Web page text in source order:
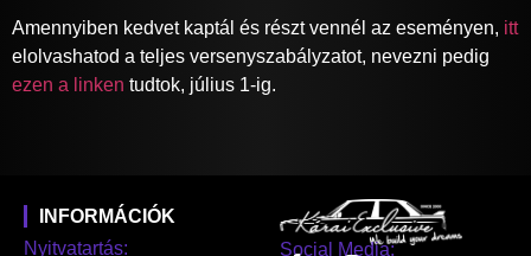
Amennyiben kedvet kaptál és részt vennél az eseményen, itt
elolvashatod a teljes versenyszabályzatot, nevezni pedig
ezen a linken tudtok, július 1-ig.
Social Media:
INFORMÁCIÓK
Nyitvatartás: